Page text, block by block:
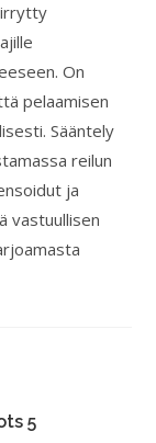
On
pelaamisen
Sääntely
reilun
ja
vastuullisen
5